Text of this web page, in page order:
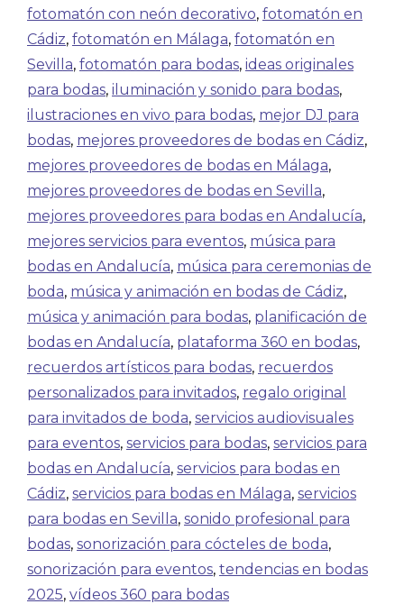
fotomatón con neón decorativo, fotomatón en
Cádiz, fotomatón en Málaga, fotomatón en
Sevilla, fotomatón para bodas, ideas originales
para bodas, iluminación y sonido para bodas,
ilustraciones en vivo para bodas, mejor DJ para
bodas, mejores proveedores de bodas en Cádiz,
mejores proveedores de bodas en Málaga,
mejores proveedores de bodas en Sevilla,
mejores proveedores para bodas en Andalucía,
mejores servicios para eventos, música para
bodas en Andalucía, música para ceremonias de
boda, música y animación en bodas de Cádiz,
música y animación para bodas, planificación de
bodas en Andalucía, plataforma 360 en bodas,
recuerdos artísticos para bodas, recuerdos
personalizados para invitados, regalo original
para invitados de boda, servicios audiovisuales
para eventos, servicios para bodas, servicios para
bodas en Andalucía, servicios para bodas en
Cádiz, servicios para bodas en Málaga, servicios
para bodas en Sevilla, sonido profesional para
bodas, sonorización para cócteles de boda,
sonorización para eventos, tendencias en bodas
2025, vídeos 360 para bodas